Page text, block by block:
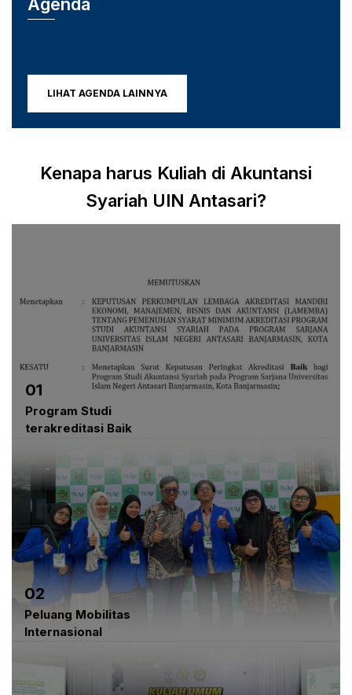
Agenda
LIHAT AGENDA LAINNYA
Kenapa harus Kuliah di Akuntansi
Syariah UIN Antasari?
01
Program Studi
terakreditasi Baik
02
Peluang Mobilitas
Internasional